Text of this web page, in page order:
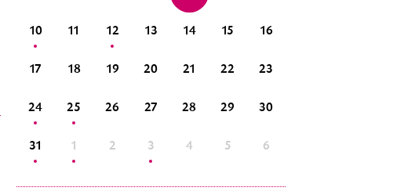
10 11 12 13 14 15 16
17 18 19 20 21 22 23
24 25 26 27 28 29 30
31 1 2 3 4 5 6